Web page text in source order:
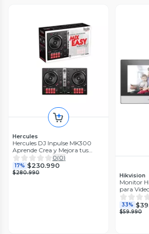
Hercules
Hercules DJ Inpulse MK300
Aprende Crea y Mejora tus
Mezclas con Control Total
0(0)
17% $230.990
$280.990 Hikvision
Monitor
para
33%
$59.990